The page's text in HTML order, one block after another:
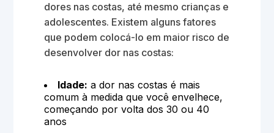
dores nas costas, até mesmo crianças e
adolescentes. Existem alguns fatores
que podem colocá-lo em maior risco de
desenvolver dor nas costas:
Idade: a dor nas costas é mais
comum à medida que você envelhece,
começando por volta dos 30 ou 40
anos